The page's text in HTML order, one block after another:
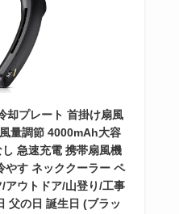
却プレート 首掛け扇風
量調節 4000mAh大容
急速充電 携帯扇風機
やす ネッククーラー ペ
アウトドア/山登り/工事
父の日 誕生日 (ブラッ